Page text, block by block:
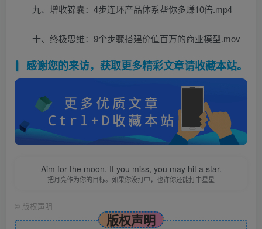
九、增收锦囊：4步连环产品体系帮你多赚10倍.mp4
十、终极思维：9个步骤搭建价值百万的商业模型.mov
感谢您的来访，获取更多精彩文章请收藏本站。
Aim for the moon. If you miss, you may hit a star.
把月亮作为你的目标。如果你没打中，也许你还能打中星星
© 版权声明
版权声明